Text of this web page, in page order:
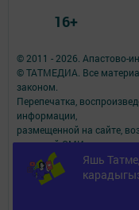
Яшь
© 2011 - 2026. Апастово-
© ТАТМЕДИА. Все
законом.
Перепечатка,
информации,
размещенной на сайте,
редакций СМИ.
При поддержке
коммуникациям.
Наименование СМИ:
СМИ зарегистрировано
16+